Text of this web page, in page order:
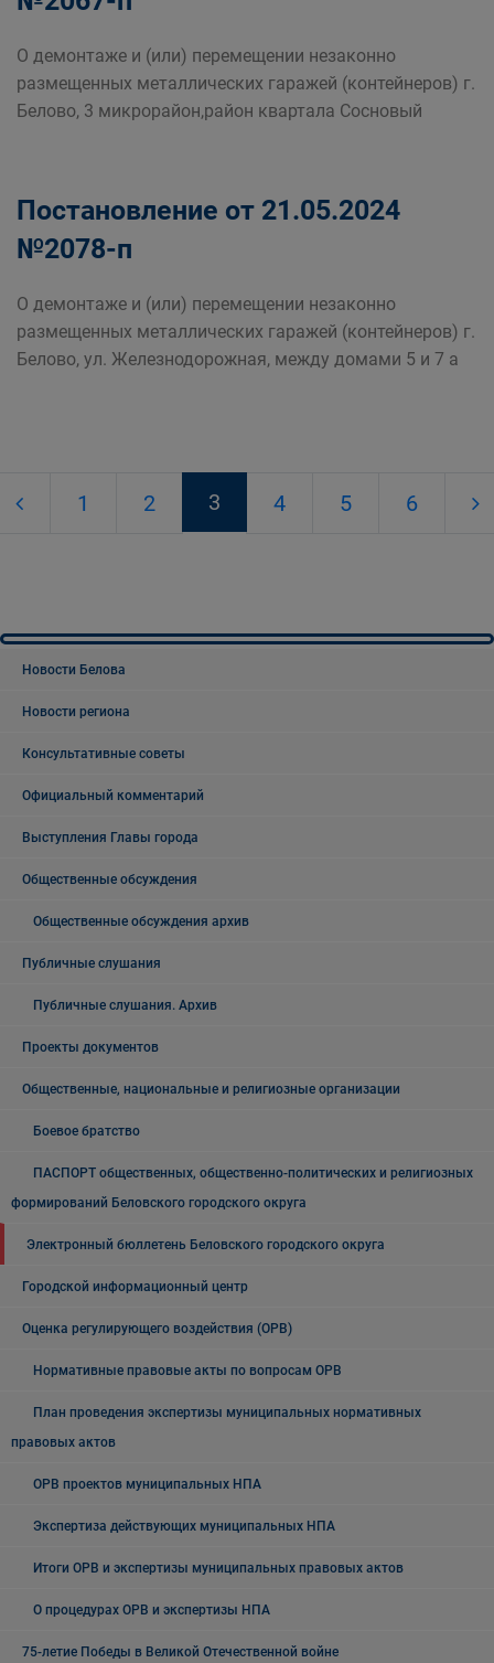
О демонтаже и (или) перемещении незаконно
размещенных металлических гаражей (контейнеров) г.
Белово, 3 микрорайон,район квартала Сосновый
Постановление от 21.05.2024
№2078-п
О демонтаже и (или) перемещении незаконно
размещенных металлических гаражей (контейнеров) г.
Белово, ул. Железнодорожная, между домами 5 и 7 а
1 2 3 4 5 6
Новости Белова
Новости региона
Консультативные советы
Официальный комментарий
Выступления Главы города
Общественные обсуждения
Общественные обсуждения архив
Публичные слушания
Публичные слушания. Архив
Проекты документов
Общественные, национальные и религиозные организации
Боевое братство
ПАСПОРТ общественных, общественно-политических и религиозных
формирований Беловского городского округа
Электронный бюллетень Беловского городского округа
Городской информационный центр
Оценка регулирующего воздействия (ОРВ)
Нормативные правовые акты по вопросам ОРВ
План проведения экспертизы муниципальных нормативных
правовых актов
ОРВ проектов муниципальных НПА
Экспертиза действующих муниципальных НПА
Итоги ОРВ и экспертизы муниципальных правовых актов
О процедурах ОРВ и экспертизы НПА
75-летие Победы в Великой Отечественной войне